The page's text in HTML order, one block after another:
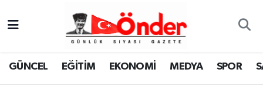
GÜNCEL EĞİTİM EKONOMİ MEDYA SPOR
GÜNCEL
Zonguldak Nöbetçi Eczaneler